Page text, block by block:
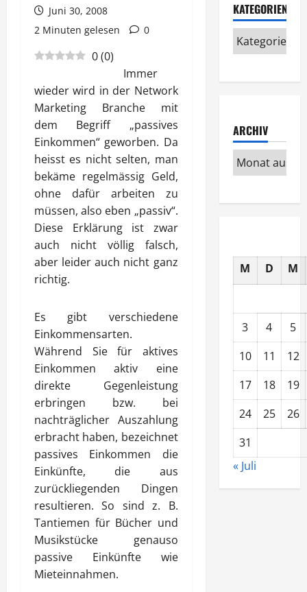
Juni 30, 2008
2 Minuten gelesen
0
0(0)
Immer
wieder wird in der Network
Marketing Branche mit
dem Begriff „passives
Einkommen“ geworben. Da
heisst es nicht selten, man
bekäme regelmässig Geld,
ohne dafür arbeiten zu
müssen, also eben „passiv“.
Diese Erklärung ist zwar
auch nicht völlig falsch,
aber leider auch nicht ganz
richtig.
Es gibt verschiedene
Einkommensarten.
Während Sie für aktives
Einkommen aktiv eine
direkte Gegenleistung
erbringen bzw. bei
nachträglicher Auszahlung
erbracht haben, bezeichnet
passives Einkommen die
Einkünfte, die aus
zurückliegenden Dingen
resultieren. So sind z. B.
Tantiemen für Bücher und
Musikstücke genauso
passive Einkünfte wie
Mieteinnahmen.
KATEGORIEN
ARCHIV
M D M
3 4
5
10
11
12
17
18
19
24
25
26
31
« Juli